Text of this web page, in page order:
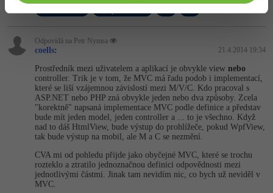
+1
Odpovídá na Petr Nymsa
coells: 21.4.2014 19:34
Prostředník mezi uživatelem a aplikací je obvykle view nebo
controller. Trik je v tom, že MVC má řadu podob i implementací,
které se liší vzájemnou závislostí mezi M/V/C. Kdo pracoval s
ASP.NET nebo PHP zná obvykle jeden nebo dva způsoby. Zcela
"korektně" napsaná implementace MVC podle definice a představ
bude mít jeden model, jeden controller a ... to je všechno. Když
nad to dáš HtmlView, bude výstup do prohlížeče, pokud WpfView,
tak bude výstup na mobil, ale M a C se nezmění.
CVA mi od pohledu přijde jako obyčejné MVC, které se trochu
rozteklo a ztratilo jednoznačnou definici odpovědnosti mezi
jednotlivými částmi. Jinak tam nevidím nic, co bych už neviděl v
MVC.